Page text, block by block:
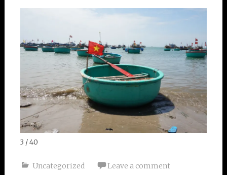
4 / 40
Uncategorized Leave a comment